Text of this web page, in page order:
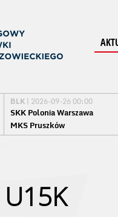
BLK | 2026-09-26 00:00
SKK Polonia Warszawa
MKS Pruszków
U15K